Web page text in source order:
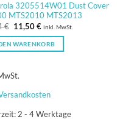
3205514W01 Dust Cover
MTS2010 MTS2013
€ Ursprünglicher
Preis
war:
12,44 €
11,50€Aktueller
Preis
ist:
11,50 €.
inkl. MwSt.
WARENKORB
2 - 4 Werktage